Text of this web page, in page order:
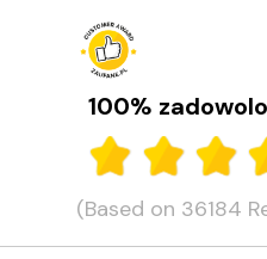
100%
(Based on 36184